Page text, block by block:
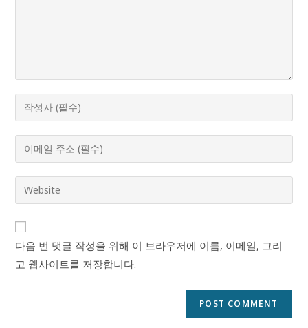
Enter
your
name
to
comment
Enter
your
email
address
comment
Enter
your
website
URL
(optional)
다음 번 댓글 작성을 위해 이 브라우저에 이름, 이메일, 그리
고 웹사이트를 저장합니다.